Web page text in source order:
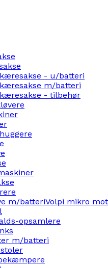
- u/batteri
m/batteri
- tilbehør
m/batteriVolpi mikro
opsamlere
m/batteri